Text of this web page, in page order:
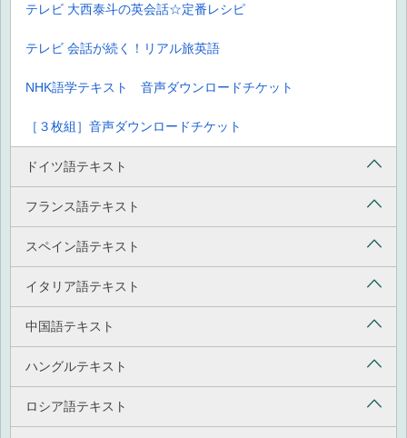
テレビ 大西泰斗の英会話☆定番レシピ
テレビ 会話が続く！リアル旅英語
NHK語学テキスト 音声ダウンロードチケット
［３枚組］音声ダウンロードチケット
ドイツ語テキスト
フランス語テキスト
スペイン語テキスト
イタリア語テキスト
中国語テキスト
ハングルテキスト
ロシア語テキスト